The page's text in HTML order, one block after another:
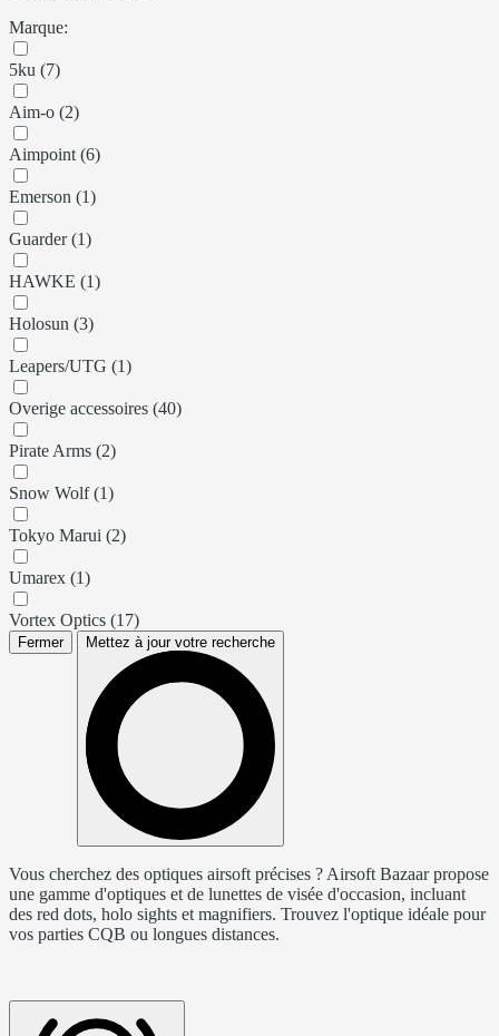
Marque:
5ku (7)
Aim-o (2)
Aimpoint (6)
Emerson (1)
Guarder (1)
HAWKE (1)
Holosun (3)
Leapers/UTG (1)
Overige accessoires (40)
Pirate Arms (2)
Snow Wolf (1)
Tokyo Marui (2)
Umarex (1)
Vortex Optics (17)
Fermer Mettez à jour votre recherche
Vous cherchez des optiques airsoft précises ? Airsoft Bazaar propose
une gamme d'optiques et de lunettes de visée d'occasion, incluant
des red dots, holo sights et magnifiers. Trouvez l'optique idéale pour
vos parties CQB ou longues distances.